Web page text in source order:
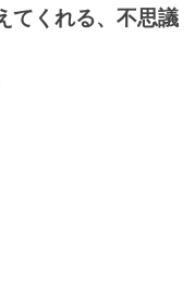
てくれる、不思議